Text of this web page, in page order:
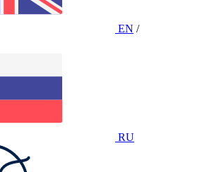
EN /
RU